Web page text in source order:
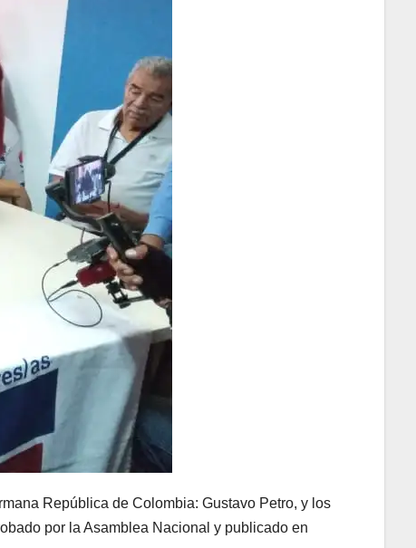
República de Colombia: Gustavo Petro, y los
por la Asamblea Nacional y publicado en